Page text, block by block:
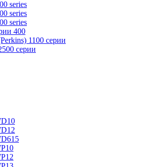
series
series
series
400
1100 серии
серии